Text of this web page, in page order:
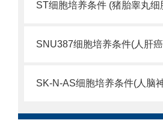
ST细胞培养条件 (猪胎睾丸细
SNU387细胞培养条件(人肝